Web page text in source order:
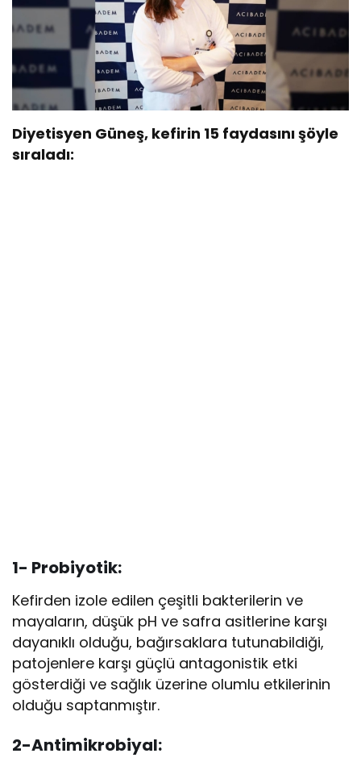
Diyetisyen Güneş, kefirin 15 faydasını şöyle
sıraladı:
1- Probiyotik:
Kefirden izole edilen çeşitli bakterilerin ve
mayaların, düşük pH ve safra asitlerine karşı
dayanıklı olduğu, bağırsaklara tutunabildiği,
patojenlere karşı güçlü antagonistik etki
gösterdiği ve sağlık üzerine olumlu etkilerinin
olduğu saptanmıştır.
2-Antimikrobiyal: